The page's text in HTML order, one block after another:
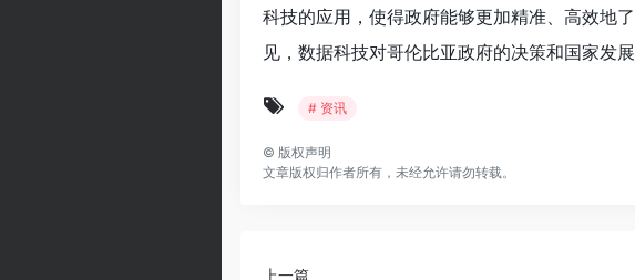
科技的应用，使得政府能够更加精准、高效地
见，数据科技对哥伦比亚政府的决策和国家发
# 资讯
© 版权声明
文章版权归作者所有，未经允许请勿转载。
上一篇